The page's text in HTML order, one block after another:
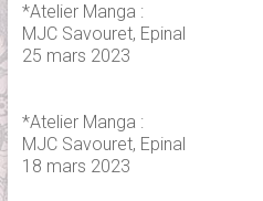
*Atelier Manga :
MJC Savouret, Epinal
25 mars 2023
*Atelier Manga :
MJC Savouret, Epinal
18 mars 2023